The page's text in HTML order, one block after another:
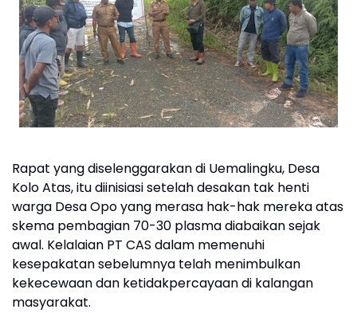
Rapat yang diselenggarakan di Uemalingku, Desa
Kolo Atas, itu diinisiasi setelah desakan tak henti
warga Desa Opo yang merasa hak-hak mereka atas
skema pembagian 70-30 plasma diabaikan sejak
awal. Kelalaian PT CAS dalam memenuhi
kesepakatan sebelumnya telah menimbulkan
kekecewaan dan ketidakpercayaan di kalangan
masyarakat.